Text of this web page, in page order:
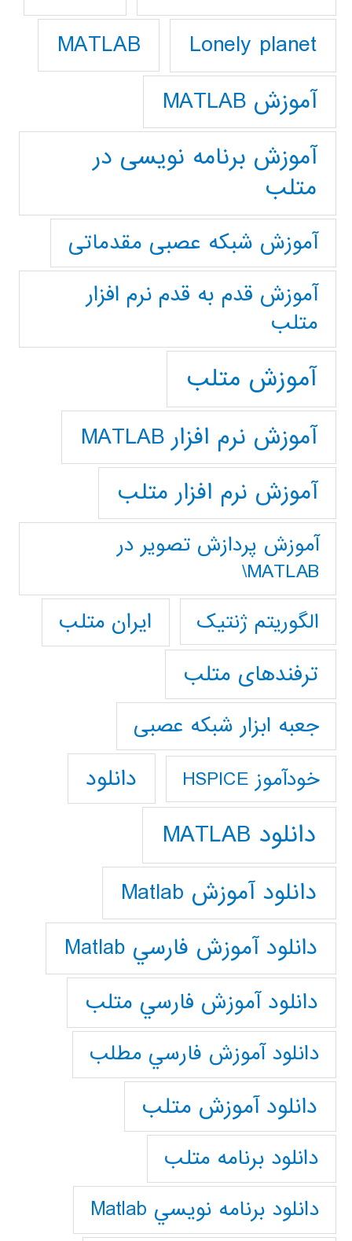
Lonely planet
MATLAB
آموزش MATLAB
آموزش برنامه نویسی در
متلب
آموزش شبکه عصبی مقدماتی
آموزش قدم به قدم نرم افزار
متلب
آموزش متلب
آموزش نرم افزار MATLAB
آموزش نرم افزار متلب
آموزش پردازش تصوير در
MATLAB\
الگوریتم ژنتیک
ایران متلب
ترفندهای متلب
جعبه ابزار شبکه عصبی
خودآموز HSPICE دانلود
دانلود MATLAB
دانلود آموزش Matlab
دانلود آموزش فارسي Matlab
دانلود آموزش فارسي متلب
دانلود آموزش فارسي مطلب
دانلود آموزش متلب
دانلود برنامه متلب
دانلود برنامه نويسي Matlab